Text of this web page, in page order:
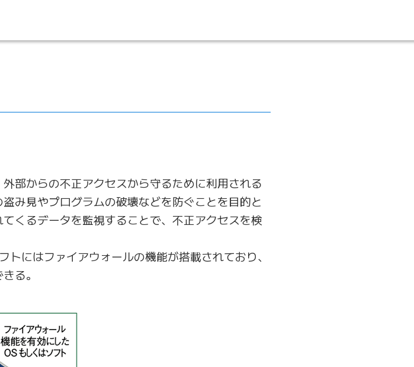
部からの不正アクセスから守るために利用される
み見やプログラムの破壊などを防ぐことを目的と
くるデータを監視することで、不正アクセスを検
にはファイアウォールの機能が搭載されており、
る。